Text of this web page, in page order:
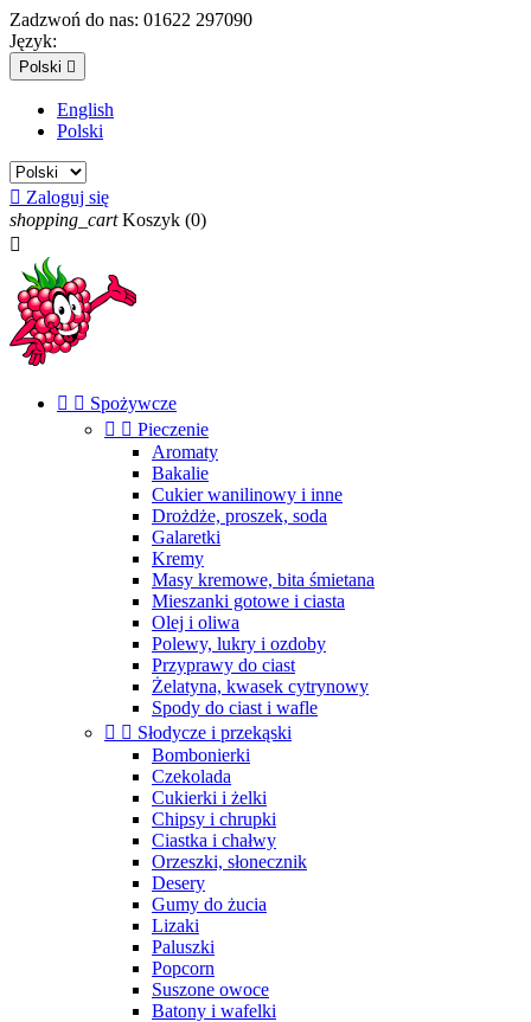
Zadzwoń do nas: 01622 297090
Język:
Polski 
English
Polski
 Zaloguj się
shopping_cart Koszyk (0)

  Spożywcze
  Pieczenie
Aromaty
Bakalie
Cukier wanilinowy i inne
Drożdże, proszek, soda
Galaretki
Kremy
Masy kremowe, bita śmietana
Mieszanki gotowe i ciasta
Olej i oliwa
Polewy, lukry i ozdoby
Przyprawy do ciast
Żelatyna, kwasek cytrynowy
Spody do ciast i wafle
  Słodycze i przekąski
Bombonierki
Czekolada
Cukierki i żelki
Chipsy i chrupki
Ciastka i chałwy
Orzeszki, słonecznik
Desery
Gumy do żucia
Lizaki
Paluszki
Popcorn
Suszone owoce
Batony i wafelki